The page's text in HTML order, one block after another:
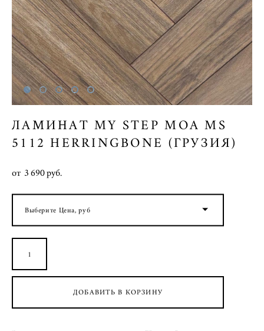
ЛАМИНАТ MY STEP MOA MS
5112 HERRINGBONE (ГРУЗИЯ)
от 3 690 pуб.
Выберите Цена, руб
ДОБАВИТЬ В КОРЗИНУ